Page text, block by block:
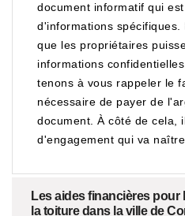
document informatif qui
d'informations
que les propriétaires
informations
tenons à vous rappeler le
nécessaire de payer de
document. À côté de cela,
d'engagement qui va
Les aides financières pour
la toiture dans la ville de